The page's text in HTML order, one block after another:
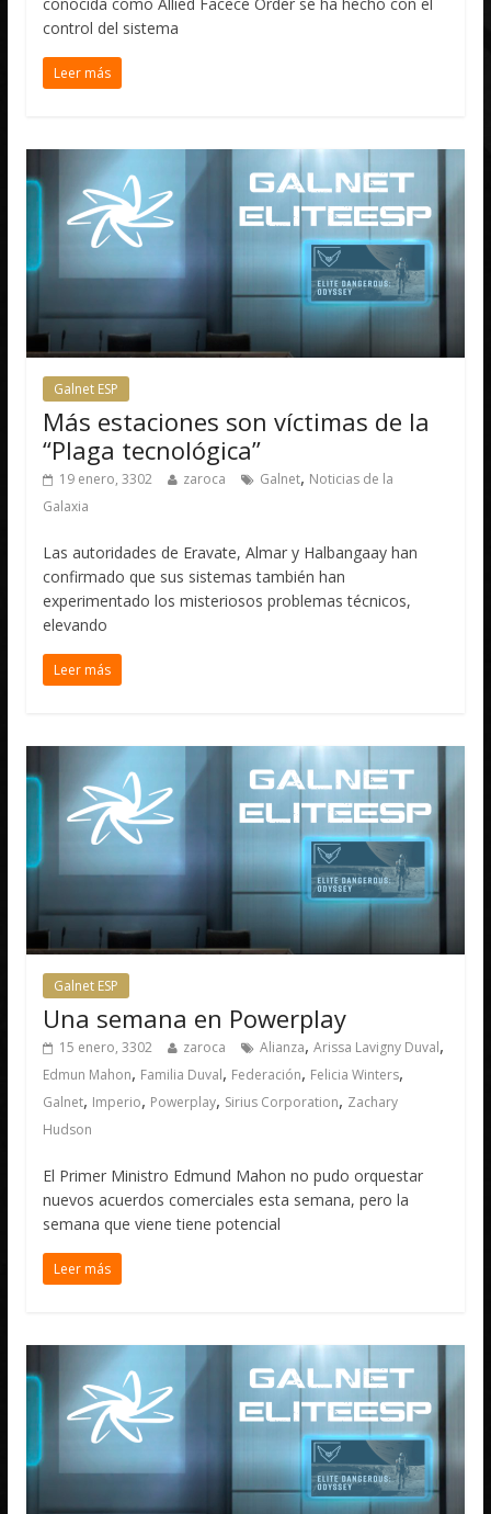
control del sistema
Leer más
Galnet ESP
Más estaciones son víctimas de la
“Plaga tecnológica”
19 enero, 3302 zaroca Galnet, Noticias de la
Galaxia
Las autoridades de Eravate, Almar y Halbangaay han
confirmado que sus sistemas también han
experimentado los misteriosos problemas técnicos,
elevando
Leer más
Galnet ESP
Una semana en Powerplay
15 enero, 3302 zaroca Alianza,Arissa Lavigny Duval,
Edmun Mahon, Familia Duval, Federación, Felicia Winters,
Galnet, Imperio, Powerplay, Sirius Corporation, Zachary
Hudson
El Primer Ministro Edmund Mahon no pudo orquestar
nuevos acuerdos comerciales esta semana, pero la
semana que viene tiene potencial
Leer más